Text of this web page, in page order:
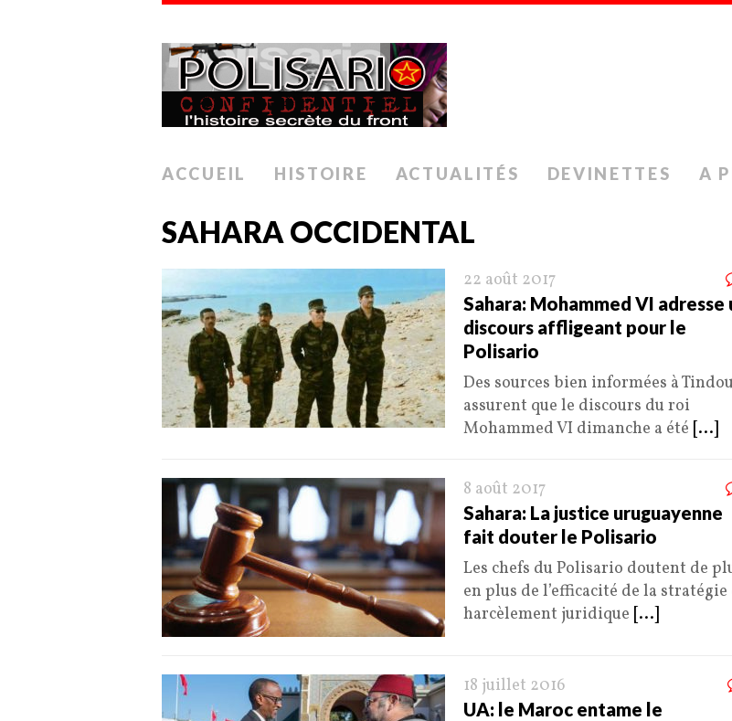
ACCUEIL HISTOIRE ACTUALITÉS DEVINETTES A
SAHARA OCCIDENTAL
22 août 2017
Sahara: Mohammed VI adresse
discours affligeant pour le
Polisario
Des sources bien informées à
assurent que le discours du roi
Mohammed VI dimanche a été [...]
8 août 2017
Sahara: La justice uruguayenne
fait douter le Polisario
Les chefs du Polisario doutent de
en plus de l’efficacité de la stratégie
harcèlement juridique [...]
18 juillet 2016
UA: le Maroc entame le